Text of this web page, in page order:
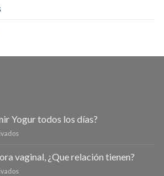
Yogur todos los días?
consumir
Yogur
vaginal, ¿Que relación tienen?